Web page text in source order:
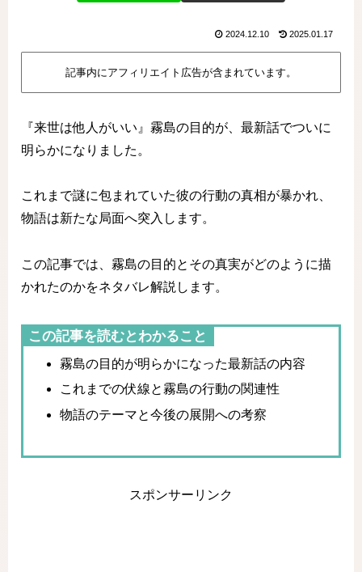
2024.12.10 2025.01.17
記事内にアフィリエイト広告が含まれています。
『来世は他人がいい』霧島の目的が、最新話でついに
明らかになりました。
これまで謎に包まれていた彼の行動の真相が暴かれ、
物語は新たな局面へ突入します。
この記事では、霧島の目的とその真実がどのように描
かれたのかをネタバレ解説します。
この記事を読むとわかること
霧島の目的が明らかになった最新話の内容
これまでの伏線と霧島の行動の関連性
物語のテーマと今後の展開への考察
スポンサーリンク